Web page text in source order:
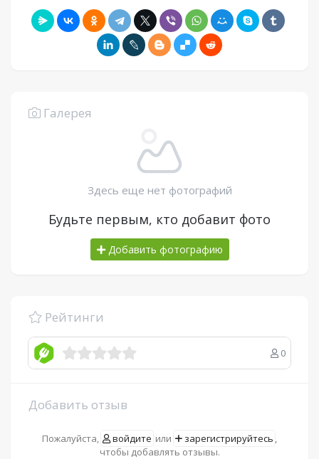
Галерея
Здесь еще нет фотографий
Будьте первым, кто добавит фото
Добавить фотографию
Рейтинги
0
Добавить отзыв
Пожалуйста, войдите или зарегистрируйтесь ,
чтобы добавлять отзывы.